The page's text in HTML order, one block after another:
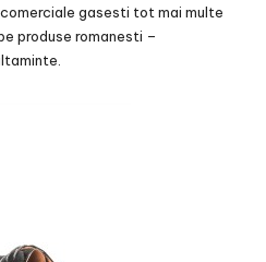
gasesti tot mai multe
produse romanesti –